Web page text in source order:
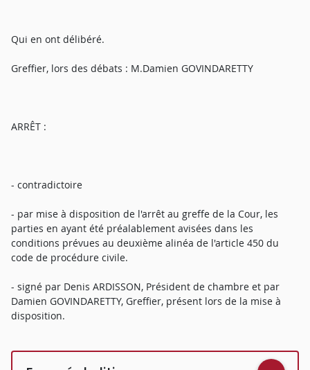
Qui en ont délibéré.
Greffier, lors des débats : M.Damien GOVINDARETTY
ARRÊT :
- contradictoire
- par mise à disposition de l'arrêt au greffe de la Cour, les
parties en ayant été préalablement avisées dans les
conditions prévues au deuxième alinéa de l'article 450 du
code de procédure civile.
- signé par Denis ARDISSON, Président de chambre et par
Damien GOVINDARETTY, Greffier, présent lors de la mise à
disposition.